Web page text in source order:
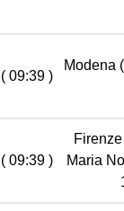
( 09:39 )
Modena
( 09:39 )
Maria